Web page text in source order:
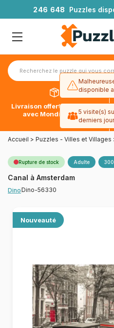
246 648 Puzzles
Livraison offerte dès 39€*
avec Mondial Relay
Accueil > Puzzles - Villes et Villages
Rupture de stock Adulte
Canal à Amsterdam
DinoDino-56330
Nouveauté
disponible
5 visite(s)
derniers